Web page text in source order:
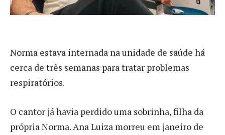
Norma estava internada na unidade de saúde há
cerca de três semanas para tratar problemas
respiratórios.
O cantor já havia perdido uma sobrinha, filha da
própria Norma. Ana Luiza morreu em janeiro de